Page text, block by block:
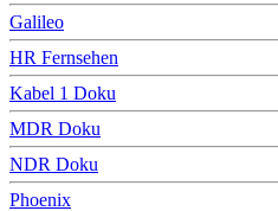
Galileo
HR Fernsehen
Kabel 1 Doku
MDR Doku
NDR Doku
Phoenix